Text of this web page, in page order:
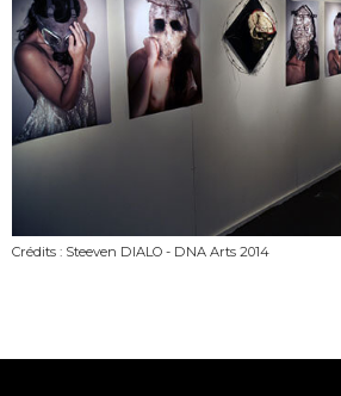
Crédits : Steeven DIALO - DNA Arts 2014